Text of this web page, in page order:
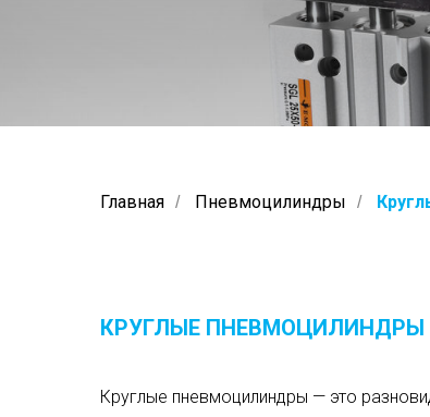
Главная / Пневмоцилиндры /
КРУГЛЫЕ ПНЕВМОЦИЛИНДРЫ
Круглые пневмоцилиндры — это